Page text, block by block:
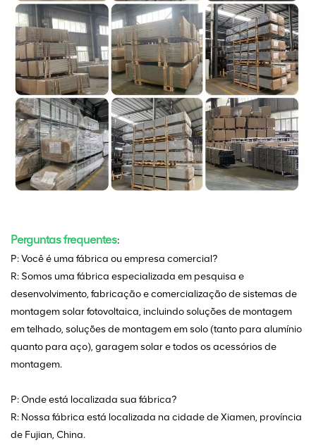
Perguntas frequentes:
P: Você é uma fábrica ou empresa comercial?
R: Somos uma fábrica especializada em pesquisa e
desenvolvimento, fabricação e comercialização de sistemas de
montagem solar fotovoltaica, incluindo soluções de montagem
em telhado, soluções de montagem em solo (tanto para alumínio
quanto para aço), garagem solar e todos os acessórios de
montagem.
P: Onde está localizada sua fábrica?
R: Nossa fábrica está localizada na cidade de Xiamen, província
de Fujian, China.